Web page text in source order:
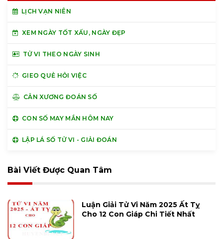
LỊCH VẠN NIÊN
XEM NGÀY TỐT XẤU, NGÀY ĐẸP
TỬ VI THEO NGÀY SINH
GIEO QUẺ HỎI VIỆC
CÂN XƯƠNG ĐOÁN SỐ
CON SỐ MAY MẮN HÔM NAY
LẬP LÁ SỐ TỬ VI - GIẢI ĐOÁN
Bài Viết Được Quan Tâm
Luận Giải Tử Vi Năm 2025 Ất Tỵ
Cho 12 Con Giáp Chi Tiết Nhất